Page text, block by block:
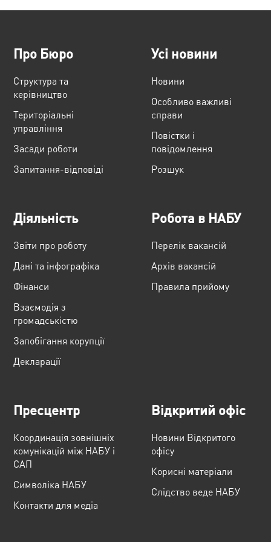
Про Бюро
Структура та
керівництво
Територіальні
управління
Засади роботи
Запитання-відповіді
Усі новини
Новини
Особливо важливі
справи
Повістки і
повідомлення
Розшук
Діяльність
Звіти про роботу
Дані та інфографіка
Фінанси
Взаємодія з
громадськістю
Запобігання корупції
Декларації
Робота в НАБУ
Перелік вакансій
Архів вакансій
Правила прийому
Пресцентр
Координація зовнішніх
комунікацій між НАБУ і
САП
Cимволіка НАБУ
Контакти для медіа
Відкритий офіс
Новини Відкритого
офісу
Корисні матеріали
Слідство веде НАБУ